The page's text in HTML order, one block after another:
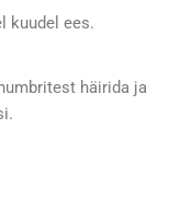
kuudel ees.
häirida ja